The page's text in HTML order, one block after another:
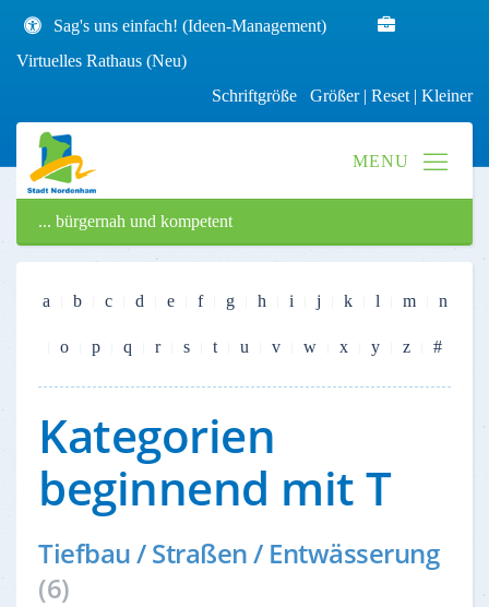
Sag's uns einfach! (Ideen-Management)
Virtuelles Rathaus (Neu)
Schriftgröße Größer| Reset | Kleiner
... bürgernah und kompetent
a b c d e f g h i j k l m n
o p q r s t u v w x y z #
Kategorien
beginnend mit T
Tiefbau / Straßen / Entwässerung
(6)